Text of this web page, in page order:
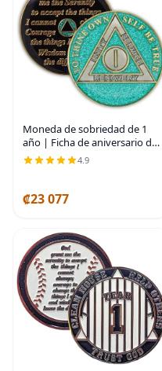
Moneda de sobriedad de 1
año | Ficha de aniversario de
recuperación de chip AA con
purpurina (aguamarina) |
Anonymous 24k
4.9
₡23 077